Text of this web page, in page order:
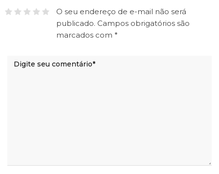
O seu endereço de e-mail não será
publicado. Campos obrigatórios são
marcados com *